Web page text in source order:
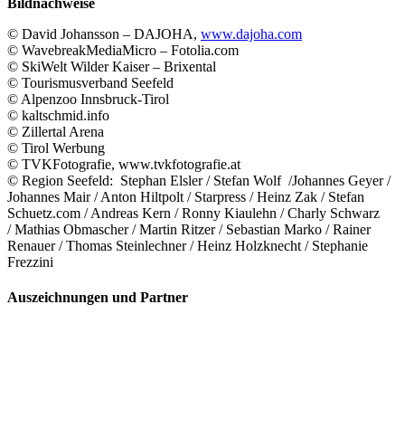
Bildnachweise
© David Johansson – DAJOHA, www.dajoha.com
© WavebreakMediaMicro – Fotolia.com
© SkiWelt Wilder Kaiser – Brixental
© Tourismusverband Seefeld
© Alpenzoo Innsbruck-Tirol
© kaltschmid.info
© Zillertal Arena
© Tirol Werbung
© TVKFotografie, www.tvkfotografie.at
© Region Seefeld: Stephan Elsler / Stefan Wolf /Johannes Geyer /
Johannes Mair / Anton Hiltpolt / Starpress / Heinz Zak / Stefan
Schuetz.com / Andreas Kern / Ronny Kiaulehn / Charly Schwarz
/ Mathias Obmascher / Martin Ritzer / Sebastian Marko / Rainer
Renauer / Thomas Steinlechner / Heinz Holzknecht / Stephanie
Frezzini
Auszeichnungen und Partner